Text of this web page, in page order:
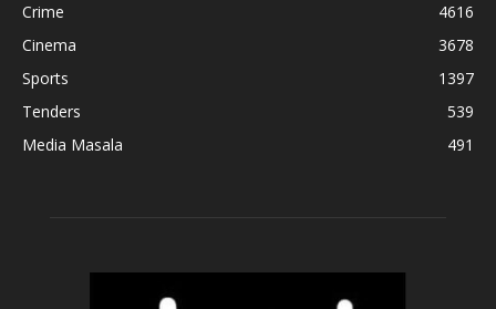
Crime
4616
Cinema
3678
Sports
1397
Tenders
539
Media Masala
491